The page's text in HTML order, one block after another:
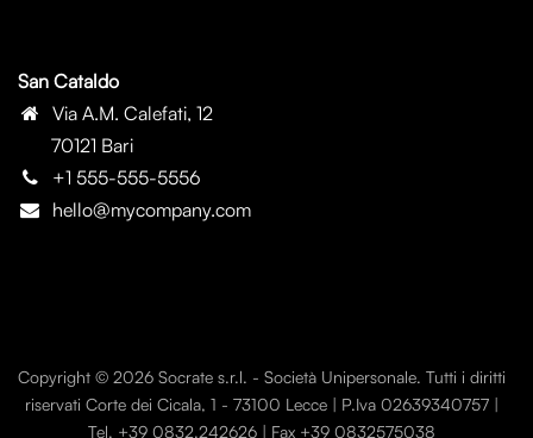
San Cataldo
Via A.M. Calefati, 12
70121 Bari
+1 555-555-5556
hello@mycompany.com
Copyright © 2026 Socrate s.r.l. - Società Unipersonale. Tutti i diritti
riservati Corte dei Cicala, 1 - 73100 Lecce | P.Iva 02639340757 |
Tel. +39 0832.242626 | Fax +39 0832575038